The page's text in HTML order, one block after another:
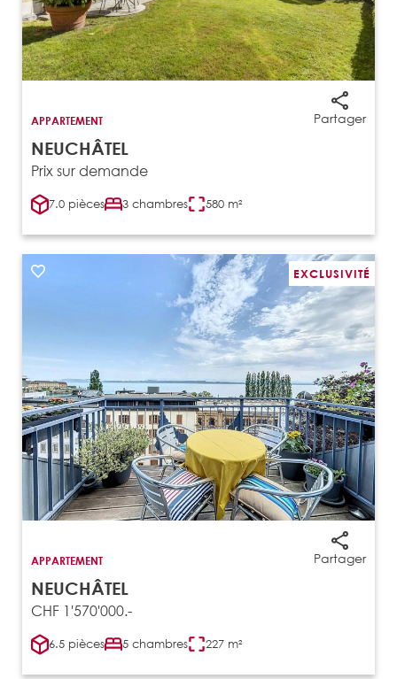
Partager
APPARTEMENT
NEUCHÂTEL
Prix sur demande
7.0 pièces 3 chambres 580 m²
EXCLUSIVITÉ
Partager
APPARTEMENT
NEUCHÂTEL
CHF 1'570'000.-
6.5 pièces 5 chambres 227 m²